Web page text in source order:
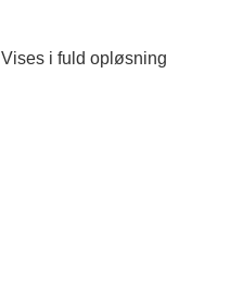
Vises i fuld opløsning